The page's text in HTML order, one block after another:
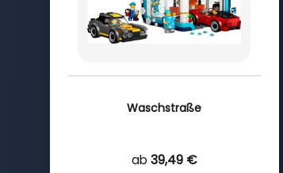
Waschstraße
ab 39,49 €